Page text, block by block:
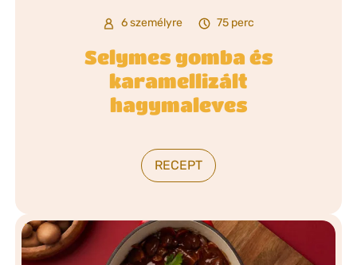
6 személyre 75 perc
Selymes gomba és
karamellizált
hagymaleves
RECEPT